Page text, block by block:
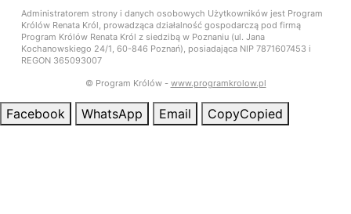
Administratorem strony i danych osobowych Użytkowników jest Program
Królów Renata Król, prowadząca działalność gospodarczą pod firmą
Program Królów Renata Król z siedzibą w Poznaniu (ul. Jana
Kochanowskiego 24/1, 60-846 Poznań), posiadająca NIP 7871607453 i
REGON 365093007
© Program Królów - www.programkrolow.pl
Facebook WhatsApp Email CopyCopied